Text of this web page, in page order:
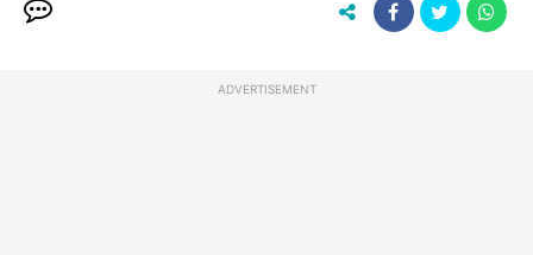
ADVERTISEMENT